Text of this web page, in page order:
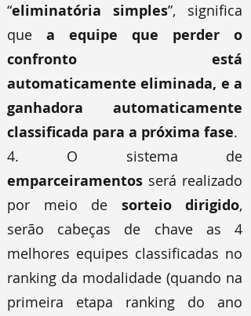
“eliminatória simples”, significa
que a equipe que perder o
confronto está
automaticamente eliminada, e a
ganhadora automaticamente
classificada para a próxima fase.
4. O sistema de
emparceiramentos será realizado
por meio de sorteio dirigido,
serão cabeças de chave as 4
melhores equipes classificadas no
ranking da modalidade (quando na
primeira etapa ranking do ano